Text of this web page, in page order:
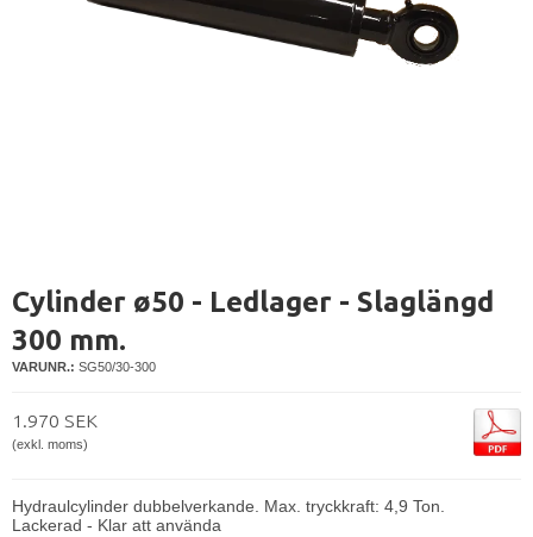
Cylinder ø50 - Ledlager - Slaglängd
300 mm.
VARUNR.: SG50/30-300
1.970 SEK
(exkl. moms)
Hydraulcylinder dubbelverkande. Max. tryckkraft: 4,9 Ton.
Lackerad - Klar att använda